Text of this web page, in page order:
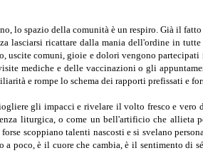
lo spazio della comunità è un respiro. Già il
la­sciarsi ricattare dalla mania dell'ordine in
comuni, gioie e dolori vengono
mediche e delle vaccinazioni o gli
e rompe lo sche­ma dei rapporti prefissati e
gli impacci e rivelare il volto fresco e
liturgica, o come un bell'artificio che
scoppiano talenti nascosti e si sve­lano
poco, è il cuore che cambia, è il sentimento di